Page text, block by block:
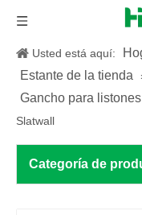
Usted está aquí:
Estante de la tienda
Gancho para listones
Slatwall
Categoría de